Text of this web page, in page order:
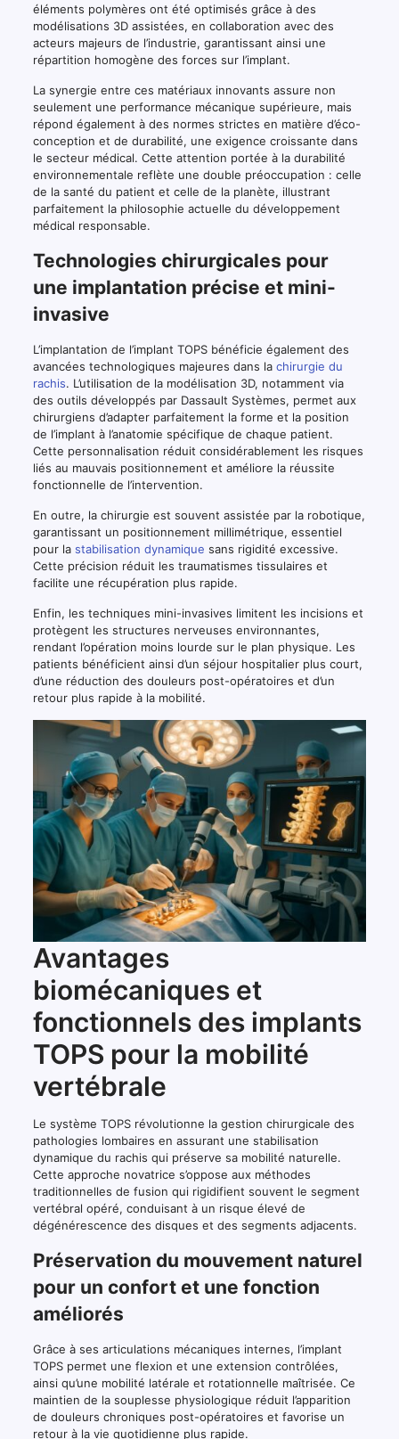
éléments polymères ont été optimisés grâce à des
modélisations 3D assistées, en collaboration avec des
acteurs majeurs de l’industrie, garantissant ainsi une
répartition homogène des forces sur l’implant.
La synergie entre ces matériaux innovants assure non
seulement une performance mécanique supérieure, mais
répond également à des normes strictes en matière d’éco-
conception et de durabilité, une exigence croissante dans
le secteur médical. Cette attention portée à la durabilité
environnementale reflète une double préoccupation : celle
de la santé du patient et celle de la planète, illustrant
parfaitement la philosophie actuelle du développement
médical responsable.
Technologies chirurgicales pour
une implantation précise et mini-
invasive
L’implantation de l’implant TOPS bénéficie également des
avancées technologiques majeures dans la chirurgie du
rachis. L’utilisation de la modélisation 3D, notamment via
des outils développés par Dassault Systèmes, permet aux
chirurgiens d’adapter parfaitement la forme et la position
de l’implant à l’anatomie spécifique de chaque patient.
Cette personnalisation réduit considérablement les risques
liés au mauvais positionnement et améliore la réussite
fonctionnelle de l’intervention.
En outre, la chirurgie est souvent assistée par la robotique,
garantissant un positionnement millimétrique, essentiel
pour la stabilisation dynamique sans rigidité excessive.
Cette précision réduit les traumatismes tissulaires et
facilite une récupération plus rapide.
Enfin, les techniques mini-invasives limitent les incisions et
protègent les structures nerveuses environnantes,
rendant l’opération moins lourde sur le plan physique. Les
patients bénéficient ainsi d’un séjour hospitalier plus court,
d’une réduction des douleurs post-opératoires et d’un
retour plus rapide à la mobilité.
Avantages
biomécaniques et
fonctionnels des implants
TOPS pour la mobilité
vertébrale
Le système TOPS révolutionne la gestion chirurgicale des
pathologies lombaires en assurant une stabilisation
dynamique du rachis qui préserve sa mobilité naturelle.
Cette approche novatrice s’oppose aux méthodes
traditionnelles de fusion qui rigidifient souvent le segment
vertébral opéré, conduisant à un risque élevé de
dégénérescence des disques et des segments adjacents.
Préservation du mouvement naturel
pour un confort et une fonction
améliorés
Grâce à ses articulations mécaniques internes, l’implant
TOPS permet une flexion et une extension contrôlées,
ainsi qu’une mobilité latérale et rotationnelle maîtrisée. Ce
maintien de la souplesse physiologique réduit l’apparition
de douleurs chroniques post-opératoires et favorise un
retour à la vie quotidienne plus rapide.